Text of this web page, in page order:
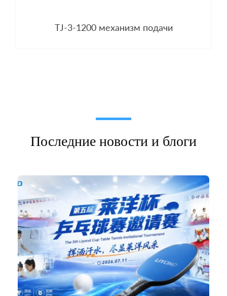
TJ-3-1200 механизм подачи
Последние новости и блоги